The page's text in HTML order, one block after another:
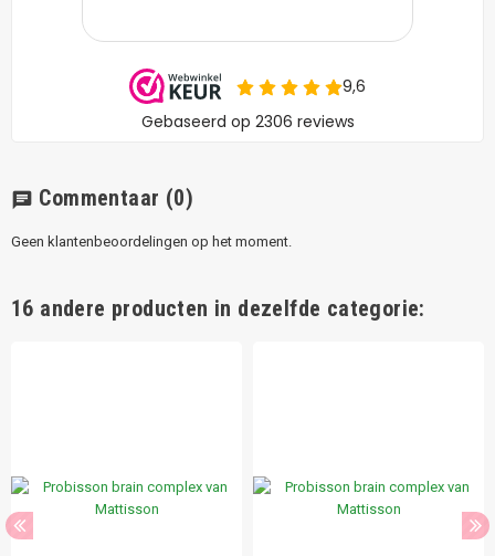
chat Commentaar (0)
Geen klantenbeoordelingen op het moment.
16 andere producten in dezelfde categorie: